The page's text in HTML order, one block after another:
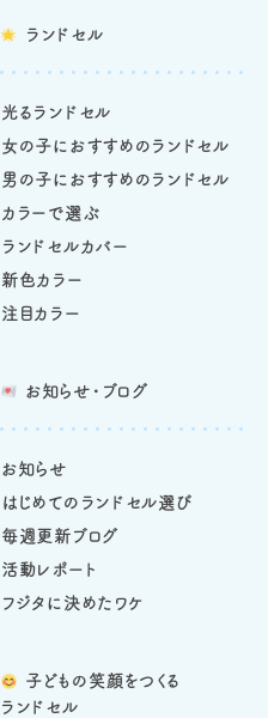
ランドセル
光るランドセル
女の子におすすめのランドセル
男の子におすすめのランドセル
カラーで選ぶ
ランドセルカバー
新色カラー
注目カラー
子どもの笑顔をつくる
ランドセル
お知らせ・ブログ
お知らせ
はじめてのランドセル選び
毎週更新ブログ
活動レポート
フジタに決めたワケ